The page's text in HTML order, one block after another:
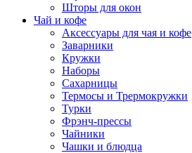
Шторы для окон
Чай и кофе
Аксессуары для чая и кофе
Заварники
Кружки
Наборы
Сахарницы
Термосы и Трермокружки
Турки
Фрэнч-прессы
Чайники
Чашки и блюдца